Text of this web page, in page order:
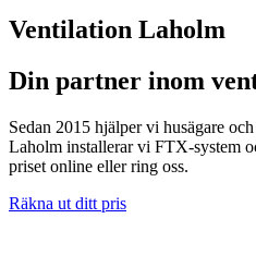
Ventilation Laholm
Din partner inom
Sedan 2015 hjälper vi husägare
Laholm installerar vi FTX-system
priset online eller ring oss.
Räkna ut ditt pris